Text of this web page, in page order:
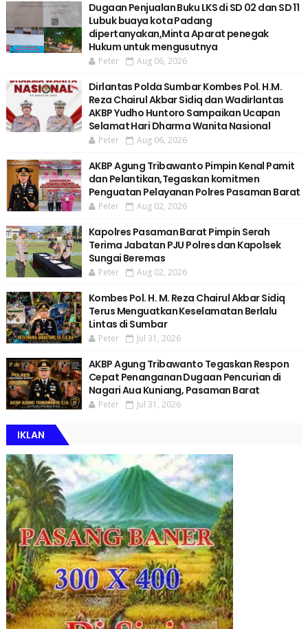
Dugaan Penjualan Buku LKS di SD 02 dan SD 11
Lubuk buaya kota Padang
dipertanyakan,Minta Aparat penegak
Hukum untuk mengusutnya
Peter Aug 06, 2026
Dirlantas Polda Sumbar Kombes Pol. H.M.
Reza Chairul Akbar Sidiq dan Wadirlantas
AKBP Yudho Huntoro Sampaikan Ucapan
Selamat Hari Dharma Wanita Nasional
Peter Aug 06, 2026
AKBP Agung Tribawanto Pimpin Kenal Pamit
dan Pelantikan,Tegaskan komitmen
Penguatan Pelayanan Polres Pasaman Barat
Peter Aug 02, 2026
Kapolres Pasaman Barat Pimpin Serah
Terima Jabatan PJU Polres dan Kapolsek
Sungai Beremas
Peter Aug 02, 2026
Kombes Pol. H. M. Reza Chairul Akbar Sidiq
Terus Menguatkan Keselamatan Berlalu
Lintas di Sumbar
Peter Jul 31, 2026
AKBP Agung Tribawanto Tegaskan Respon
Cepat Penanganan Dugaan Pencurian di
Nagari Aua Kuniang, Pasaman Barat
Peter Jul 31, 2026
IKLAN